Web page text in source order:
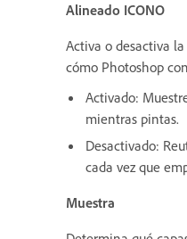
Alineado ICONO
Activa o desactiva
cómo Photoshop
Activado:
mientras pintas.
Desactivado:
cada vez que
Muestra